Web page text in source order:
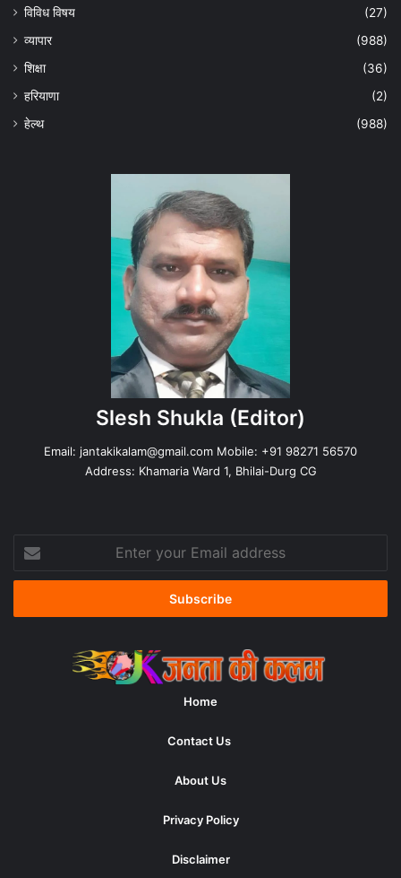
विविध विषय
(27)
व्यापार
(988)
शिक्षा
(36)
हरियाणा
(2)
हेल्‍थ
(988)
Slesh Shukla (Editor)
Email: jantakikalam@gmail.com Mobile: +91 98271 56570
Address: Khamaria Ward 1, Bhilai-Durg CG
your
Email
Home
Contact Us
About Us
Privacy Policy
Disclaimer